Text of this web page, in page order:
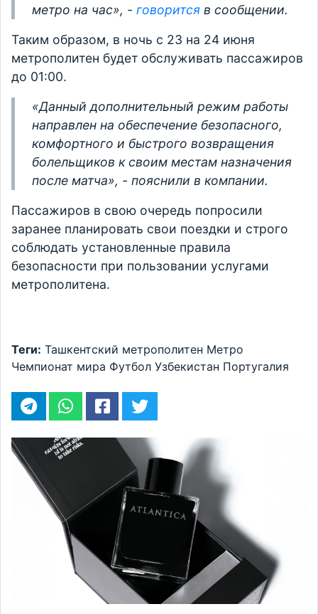
метро на час», - говорится в сообщении.
Таким образом, в ночь с 23 на 24 июня
метрополитен будет обслуживать пассажиров
до 01:00.
«Данный дополнительный режим работы
направлен на обеспечение безопасного,
комфортного и быстрого возвращения
болельщиков к своим местам назначения
после матча», - пояснили в компании.
Пассажиров в свою очередь попросили
заранее планировать свои поездки и строго
соблюдать установленные правила
безопасности при пользовании услугами
метрополитена.
Теги: Ташкентский метрополитен Метро
Чемпионат мира Футбол Узбекистан Португалия